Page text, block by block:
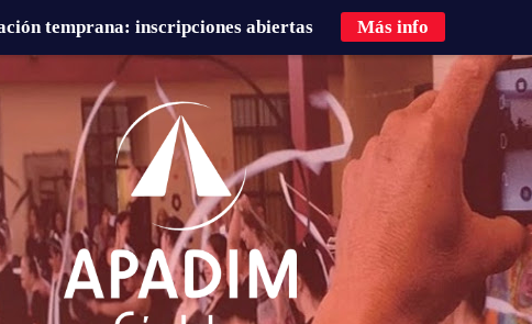
temprana: inscripciones abiertas Más info
FAMILIAS CURSOS DE FORMACIÓN